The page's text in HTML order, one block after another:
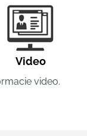
Video
video.